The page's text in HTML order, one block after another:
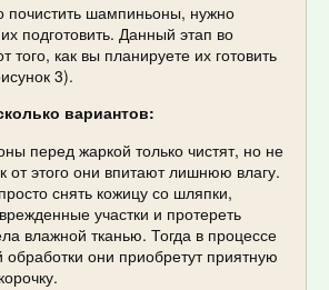
почистить шампиньоны, нужно
подготовить. Данный этап во
того, как вы планируете их готовить
3).
вариантов:
перед жаркой только чистят, но не
от этого они впитают лишнюю влагу.
снять кожицу со шляпки,
участки и протереть
влажной тканью. Тогда в процессе
обработки они приобретут приятную